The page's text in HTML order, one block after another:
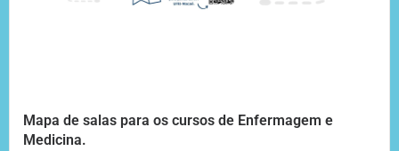
Mapa de salas para os cursos de Enfermagem e
Medicina.